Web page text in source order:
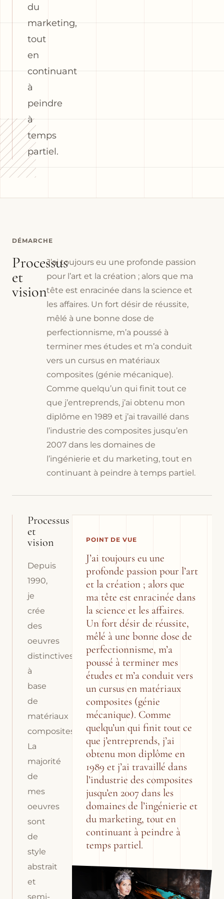
du
marketing,
tout
en
continuant
à
peindre
à
temps
partiel.
DÉMARCHE
Processus
et
vision
J’ai toujours eu une profonde passion
pour l’art et la création ; alors que ma
tête est enracinée dans la science et
les affaires. Un fort désir de réussite,
mêlé à une bonne dose de
perfectionnisme, m’a poussé à
terminer mes études et m’a conduit
vers un cursus en matériaux
composites (génie mécanique).
Comme quelqu’un qui finit tout ce
que j’entreprends, j’ai obtenu mon
diplôme en 1989 et j’ai travaillé dans
l’industrie des composites jusqu’en
2007 dans les domaines de
l’ingénierie et du marketing, tout en
continuant à peindre à temps partiel.
Processus
et
vision
Depuis
1990,
je
crée
des
oeuvres
distinctives
à
base
de
matériaux
composites/aéronautiques.
La
majorité
de
mes
oeuvres
sont
de
style
abstrait
et
semi-
POINT DE VUE
J’ai toujours eu une
profonde passion pour l’art
et la création ; alors que
ma tête est enracinée dans
la science et les affaires.
Un fort désir de réussite,
mêlé à une bonne dose de
perfectionnisme, m’a
poussé à terminer mes
études et m’a conduit vers
un cursus en matériaux
composites (génie
mécanique). Comme
quelqu’un qui finit tout ce
que j’entreprends, j’ai
obtenu mon diplôme en
1989 et j’ai travaillé dans
l’industrie des composites
jusqu’en 2007 dans les
domaines de l’ingénierie et
du marketing, tout en
continuant à peindre à
temps partiel.